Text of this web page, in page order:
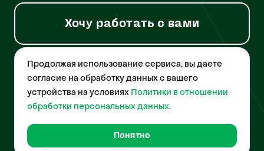
Хочу работать с вами
© 2026 Pet-Yes. ООО «Биржа домашних животных «Пет-Ес»
осуществляет деятельность в области информационных
технологий, деятельность по разработке и эксплуатации
собственного программного обеспечения, деятельность
порталов в информационно-коммуникационной сети Интернет и
домашних животных», свидетельство о регистрации
№2021612018 от 10 февраля 2021 года.
Продолжая использование сервиса, вы даете
согласие на обработку данных с вашего
устройства на условиях Политики в отношении
обработки персональных данных.
Понятно